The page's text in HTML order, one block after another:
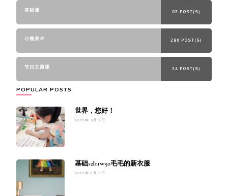
基础课 87 POST(S)
小熊美术 280 POST(S)
节日主题课 34 POST(S)
POPULAR POSTS
世界，您好！
2022年 9月 2日
基础s2l11w91毛毛的新衣服
2023年 5月 5日